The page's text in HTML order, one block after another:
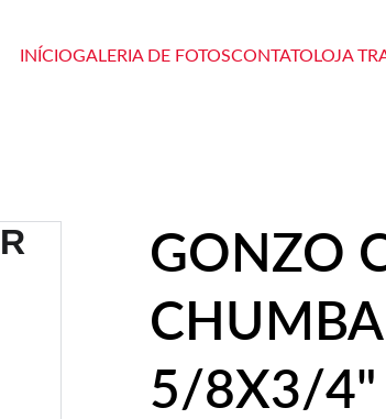
INÍCIOGALERIA DE FOTOSCONTATOLOJA
GONZO
5/8X3/4"